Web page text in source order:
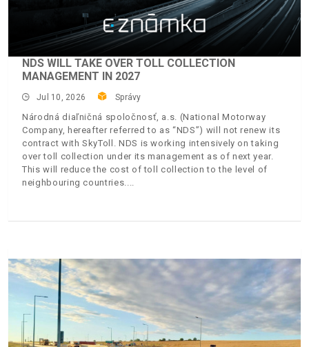
NDS WILL TAKE OVER TOLL COLLECTION
MANAGEMENT IN 2027
Jul 10, 2026 Správy
Národná diaľničná spoločnosť, a.s. (National Motorway
Company, hereafter referred to as “NDS”) will not renew its
contract with SkyToll. NDS is working intensively on taking
over toll collection under its management as of next year.
This will reduce the cost of toll collection to the level of
neighbouring countries.